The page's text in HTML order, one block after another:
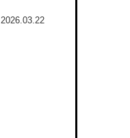
2026.03.22